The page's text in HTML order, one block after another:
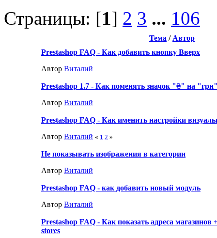
Страницы: [1] 2 3 ... 106
Тема / Автор
Prestashop FAQ - Как добавить кнопку Вверх
Автор Виталий
Prestashop 1.7 - Как поменять значок "₴" на
Автор Виталий
Prestashop FAQ - Как именить настройки
Автор Виталий « 1 2 »
Не показывать изображения в категории
Автор Виталий
Prestashop FAQ - как добавить новый модуль
Автор Виталий
Prestashop FAQ - Как показать адреса магазинов
stores